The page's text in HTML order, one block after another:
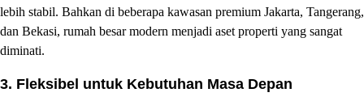
lebih stabil. Bahkan di beberapa kawasan premium Jakarta, Tangerang,
dan Bekasi, rumah besar modern menjadi aset properti yang sangat
diminati.
3. Fleksibel untuk Kebutuhan Masa Depan